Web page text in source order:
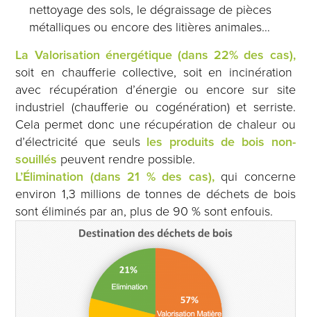
nettoyage des sols, le dégraissage de pièces
métalliques ou encore des litières animales…
La Valorisation énergétique (dans 22% des cas),
soit en chaufferie collective, soit en incinération
avec récupération d’énergie ou encore sur site
industriel (chaufferie ou cogénération) et serriste.
Cela permet donc une récupération de chaleur ou
d’électricité que seulsles produits de bois non-
souillés peuvent rendre possible.
L’Élimination (dans 21 % des cas), qui concerne
environ 1,3 millions de tonnes de déchets de bois
sont éliminés par an, plus de 90 % sont enfouis.